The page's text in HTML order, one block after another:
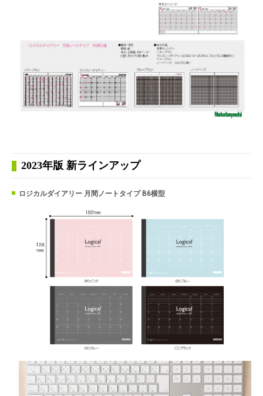
2023年版 新ラインアップ
ロジカルダイアリー 月間ノートタイプ B6横型